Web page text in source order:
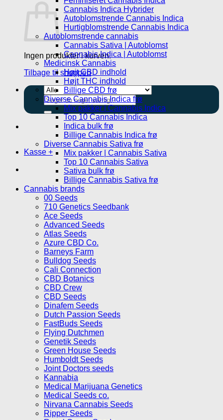
Ingen produkter i kurven.
Tilbage til shoppen
Søg
efter:
Kasse +
Cannabis Indica Hybrider
Autoblomstrende Cannabis Indica
Hurtigblomstrende Cannabis Indica
Autoblomstrende cannabis
Cannabis Sativa | Autoblomst
Cannabis Indica | Autoblomst
Medicinsk Cannabis
Højt CBD indhold
Højt THC indhold
Billige CBD frø
Diverse Cannabis Indica frø
Mix pakker | Cannabis Indica
Top 10 Cannabis Indica
Indica bulk frø
Billige Cannabis Indica frø
Diverse Cannabis Sativa frø
Mix pakker | Cannabis Sativa
Top 10 Cannabis Sativa
Sativa bulk frø
Billige Cannabis Sativa frø
Cannabis brands
00 Seeds
710 Genetics Seedbank
Ace Seeds
Advanced Seeds
Atlas Seeds
Azure CBD Co.
Barneys Farm
Bulldog Seeds
Cali Connection
CBD Botanics
CBD Crew
CBD Seeds
Dinafem Seeds
Dutch Passion Seeds
FastBuds Seeds
Flying Dutchmen
Genetik Seeds
Green House Seeds
Humboldt Seeds
Joint Doctors seeds
Kannabia
Medical Marijuana Genetics
Medical Seeds co.
Nirvana Cannabis Seeds
Ripper Seeds